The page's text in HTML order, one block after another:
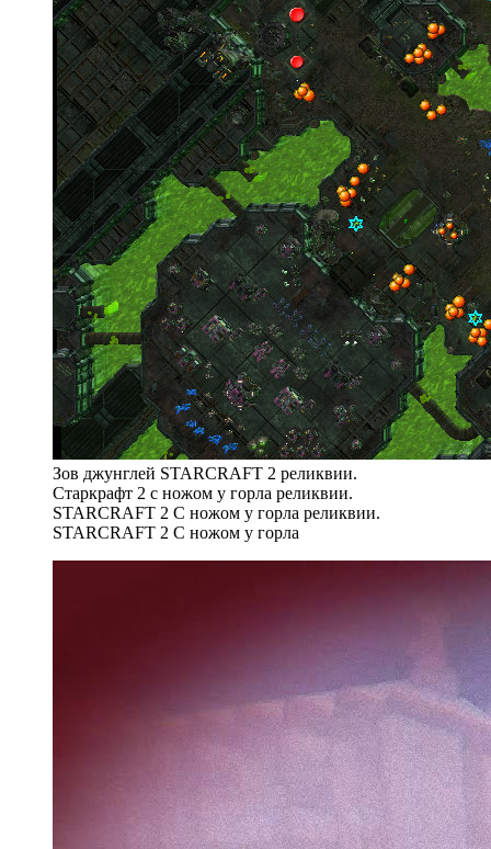
Зов джунглей STARCRAFT 2 реликвии.
Старкрафт 2 с ножом у горла реликвии.
STARCRAFT 2 С ножом у горла реликвии.
STARCRAFT 2 С ножом у горла